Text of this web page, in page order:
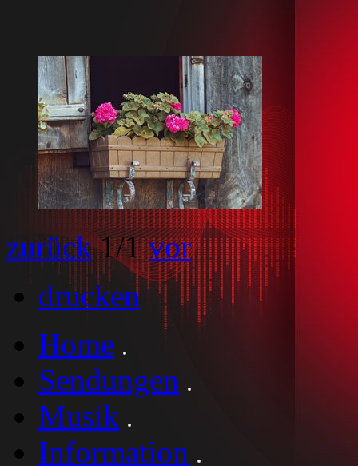
zurück 1/1vor
drucken
Home
Sendungen
Musik
Information